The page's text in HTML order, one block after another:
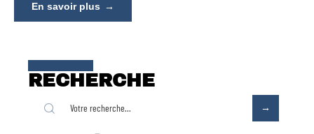
En savoir plus
RECHERCHE